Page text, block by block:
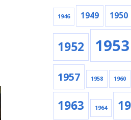
1946 1949 1950
1952 1953
1957 1958 1960
1963 1964